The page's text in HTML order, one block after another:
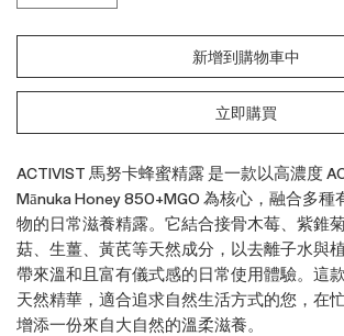
新增到購物車中
立即購買
ACTIVIST 馬努卡蜂蜜精露 是一款以高濃度
Mānuka Honey 850+MGO 為核心，融合多種
物的日常滋養精露。它結合接骨木莓、紫錐
菇、生薑、黃芪等天然成分，以去離子水與
帶來溫和且富有儀式感的日常使用體驗。這
天然精華，適合追求自然生活方式的您，在
增添一份來自大自然的溫柔滋養。